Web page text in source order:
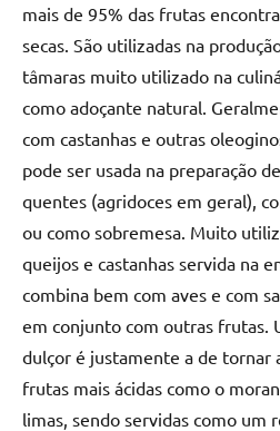
mais de 95% das frutas
secas. São utilizadas na
tâmaras muito utilizado na
como adoçante natural.
com castanhas e outras
pode ser usada na preparação
quentes (agridoces em geral),
ou como sobremesa. Muito
queijos e castanhas servida na
combina bem com aves e com
em conjunto com outras frutas.
dulçor é justamente a de tornar
frutas mais ácidas como o
limas, sendo servidas como um